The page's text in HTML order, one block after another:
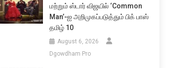
மற்றும் ஸ்டார் விஜயில் ‘Common
Man’-ஐ அறிமுகப்படுத்தும் பிக் பாஸ்
தமிழ் 10
August 6, 2026
Dgowdham Pro